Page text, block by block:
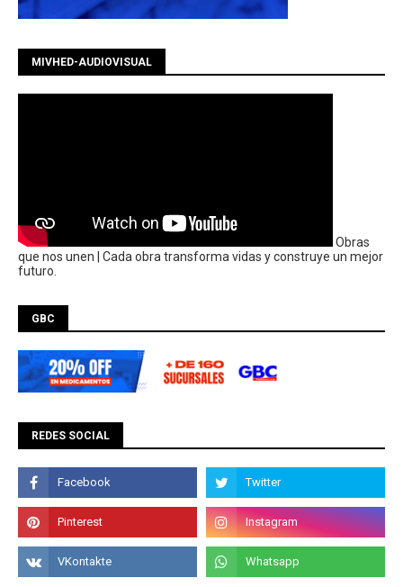
MIVHED-AUDIOVISUAL
Obras
que nos unen | Cada obra transforma vidas y construye un mejor
futuro.
GBC
REDES SOCIAL